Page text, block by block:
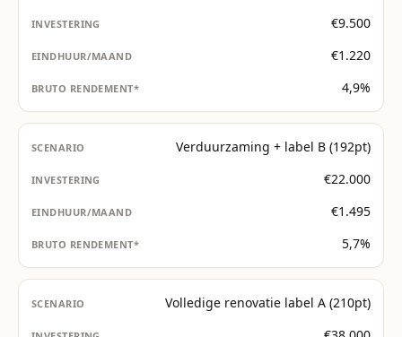
€9.500
€1.220
4,9%
Verduurzaming + label B (192pt)
€22.000
€1.495
5,7%
Volledige renovatie label A (210pt)